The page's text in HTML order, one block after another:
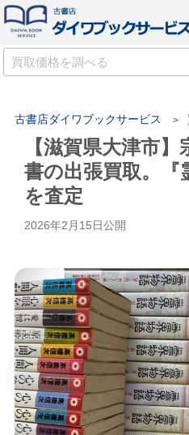
古書店ダイワブックサービス
【滋賀県大津市
書の出張買取。『
を査定
2026年2月15日公開